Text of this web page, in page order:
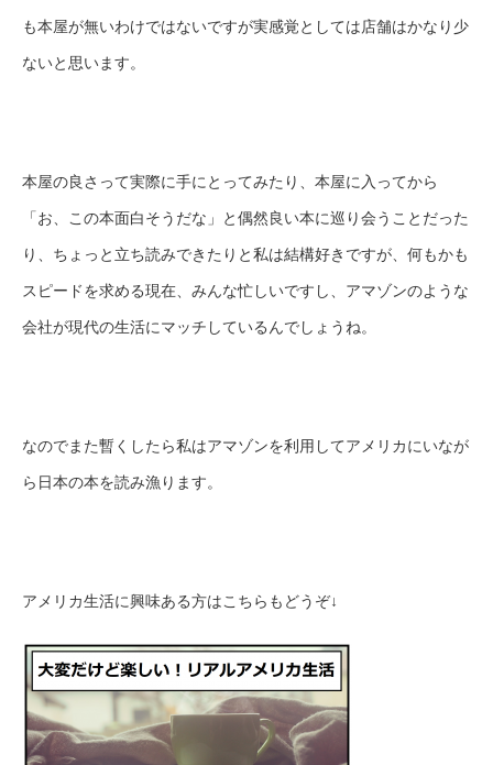
も本屋が無いわけではないですが実感覚としては店舗はかなり少
ないと思います。
本屋の良さって実際に手にとってみたり、本屋に入ってから
「お、この本面白そうだな」と偶然良い本に巡り会うことだった
り、ちょっと立ち読みできたりと私は結構好きですが、何もかも
スピードを求める現在、みんな忙しいですし、アマゾンのような
会社が現代の生活にマッチしているんでしょうね。
なのでまた暫くしたら私はアマゾンを利用してアメリカにいなが
ら日本の本を読み漁ります。
アメリカ生活に興味ある方はこちらもどうぞ↓